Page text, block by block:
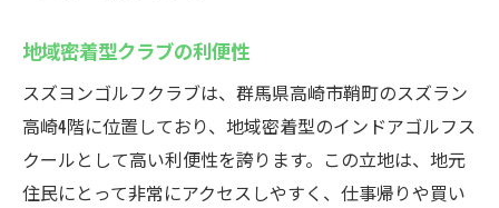
地域密着型クラブの利便性
スズヨンゴルフクラブは、群馬県高崎市鞘町のスズラン
高崎4階に位置しており、地域密着型のインドアゴルフス
クールとして高い利便性を誇ります。この立地は、地元
住民にとって非常にアクセスしやすく、仕事帰りや買い